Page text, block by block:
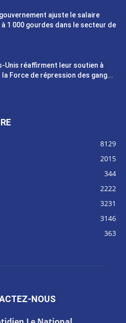
ajuste le salaire
à 1 000 gourdes dans le secteur de
Unis réaffirment leur soutien à
la Force de répression des gang...
8129
2015
344
2222
3231
3146
363
NOUS